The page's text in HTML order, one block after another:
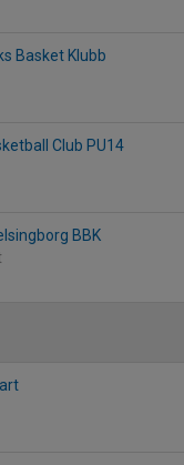
Basket Klubb
Club PU14
BBK